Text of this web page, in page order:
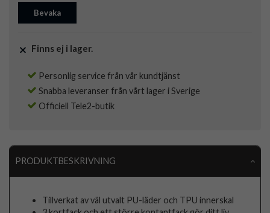
Bevaka
Finns ej i lager.
Personlig service från vår kundtjänst
Snabba leveranser från vårt lager i Sverige
Officiell Tele2-butik
PRODUKTBESKRIVNING
Tillverkat av väl utvalt PU-läder och TPU innerskal